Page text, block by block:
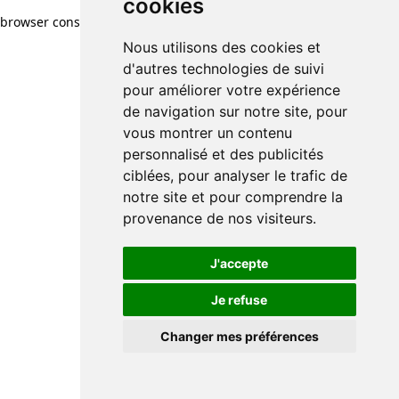
cookies
Nous utilisons des cookies et
d'autres technologies de suivi
pour améliorer votre expérience
de navigation sur notre site, pour
vous montrer un contenu
personnalisé et des publicités
ciblées, pour analyser le trafic de
notre site et pour comprendre la
provenance de nos visiteurs.
J'accepte
Je refuse
Changer mes préférences
browser console for more information)